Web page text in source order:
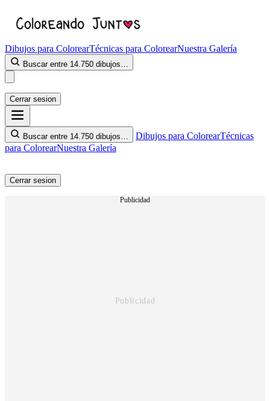
Dibujos para ColorearTécnicas para ColorearNuestra Galería
Buscar entre 14.750 dibujos…
Cerrar sesion
Buscar entre 14.750 dibujos… Dibujos para ColorearTécnicas
para ColorearNuestra Galería
Cerrar sesion
Publicidad